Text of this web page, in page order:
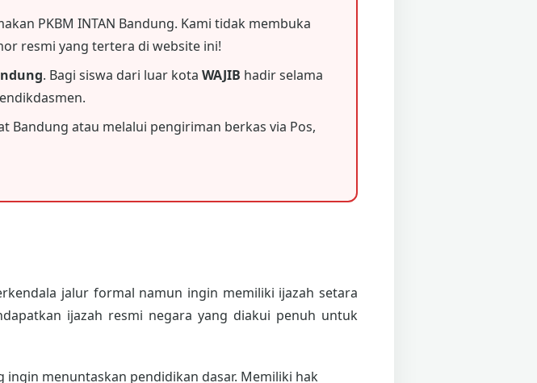
PKBM INTAN Bandung. Kami tidak membuka
resmi yang tertera di website ini!
. Bagi siswa dari luar kota WAJIB hadir selama
Bandung atau melalui pengiriman berkas via Pos,
jalur formal namun ingin memiliki ijazah setara
ijazah resmi negara yang diakui penuh untuk
ingin menuntaskan pendidikan dasar. Memiliki hak